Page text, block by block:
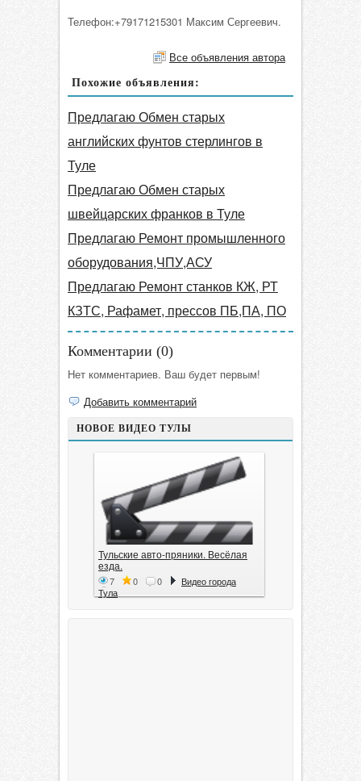
Телефон:+79171215301 Максим Сергеевич.
Все объявления автора
Похожие объявления:
Предлагаю Обмен старых
английских фунтов стерлингов в
Туле
Предлагаю Обмен старых
швейцарских франков в Туле
Предлагаю Ремонт промышленного
оборудования,ЧПУ,АСУ
Предлагаю Ремонт станков КЖ, РТ
КЗТС, Рафамет, прессов ПБ,ПА, ПО
Комментарии (0)
Нет комментариев. Ваш будет первым!
Добавить комментарий
НОВОЕ ВИДЕО ТУЛЫ
Тульские авто-пряники. Весёлая
езда.
7 0 0
Видео города
Тула